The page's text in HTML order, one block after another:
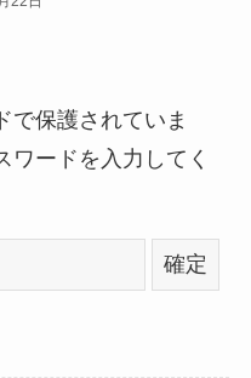
で保護されていま
ワードを入力してく